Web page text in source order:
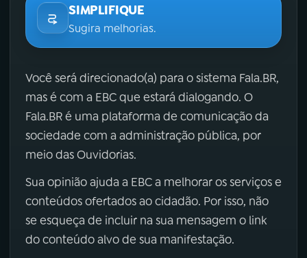
SIMPLIFIQUE
Sugira melhorias.
Você será direcionado(a) para o sistema Fala.BR,
mas é com a EBC que estará dialogando. O
Fala.BR é uma plataforma de comunicação da
sociedade com a administração pública, por
meio das Ouvidorias.
Sua opinião ajuda a EBC a melhorar os serviços e
conteúdos ofertados ao cidadão. Por isso, não
se esqueça de incluir na sua mensagem o link
do conteúdo alvo de sua manifestação.